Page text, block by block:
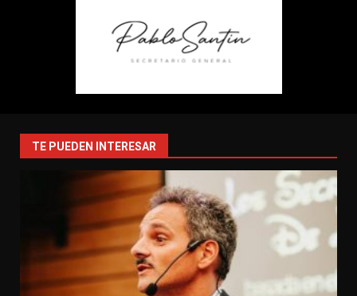
TE PUEDEN INTERESAR